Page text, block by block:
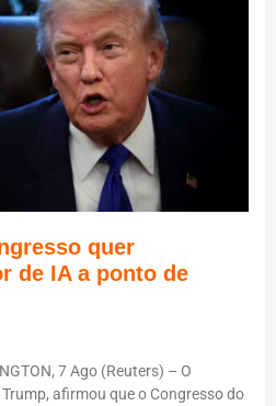
quer
de IA a ponto de
7 Ago (Reuters) – O
afirmou que o Congresso do